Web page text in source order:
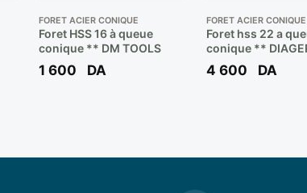
FORET ACIER CONIQUE
Foret HSS 16 à queue
conique ** DM TOOLS
1 600 DA
FORET ACIER CONIQUE
Foret hss 22 a
conique **
4 600 DA